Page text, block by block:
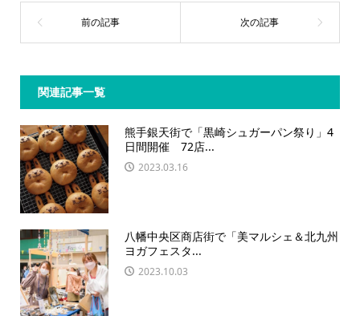
関連記事一覧
熊手銀天街で「黒崎シュガーパン祭り」4
日間開催 72店...
2023.03.16
八幡中央区商店街で「美マルシェ＆北九州
ヨガフェスタ...
2023.10.03